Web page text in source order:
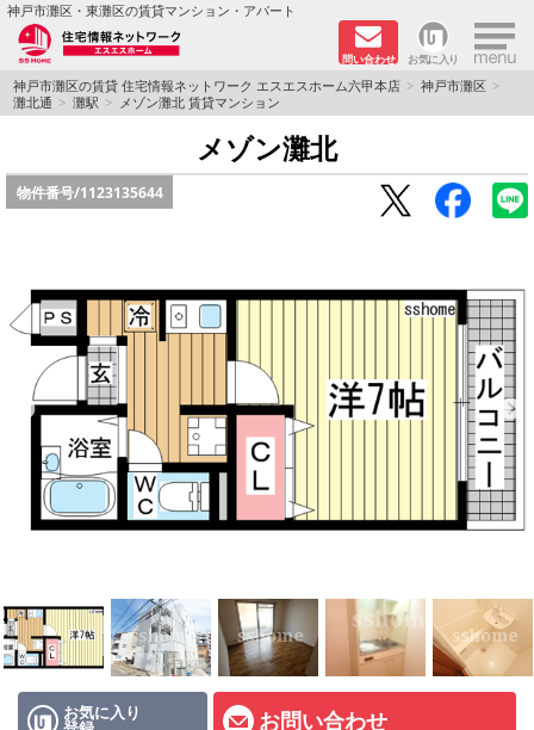
神戸市灘区・東灘区の賃貸マンション・アパート
問い合わせ お気に入り ×
TOPページ
学生さん向け物件
ペット飼育可物件
路線·駅から探す
地域から探す
地図から探す
メールでお問い合わせ
神戸市灘区の賃貸 住宅情報ネットワーク エスエスホーム六甲本店
神戸市灘区
灘北通
灘駅 メゾン灘北 賃貸マンション
メゾン灘北
物件番号/1123135644
お気に入り お問い合わせ